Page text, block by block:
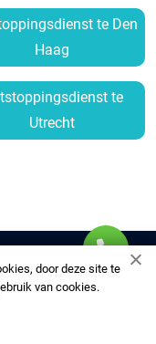
te Den
Haag
te
Utrecht
door deze site te
van cookies.